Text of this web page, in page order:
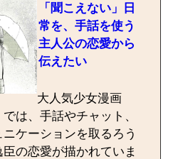
「聞こえない」日
常を、手話を使う
主人公の恋愛から
伝えたい
大人気少女漫画
は、手話やチャット、
ケーションを取るろう
の恋愛が描かれていま